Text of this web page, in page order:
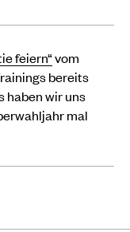
feiern“vom
bereits
haben wir uns
mal